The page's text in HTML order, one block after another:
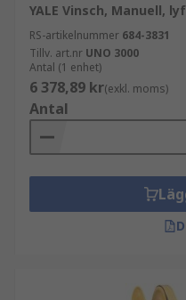
YALE Vinsch, Manuell,
RS-artikelnummer 684-3831
Tillv. art.nr UNO 3000
Antal (1 enhet)
6 378,89 kr(exkl. moms)
Antal